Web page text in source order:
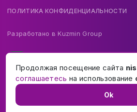
ПОЛИТИКА КОНФИДЕНЦИАЛЬНОСТИ
Разработано вKuzmin Group
Продолжая посещение сайта
соглашаетесь на использование
Ok